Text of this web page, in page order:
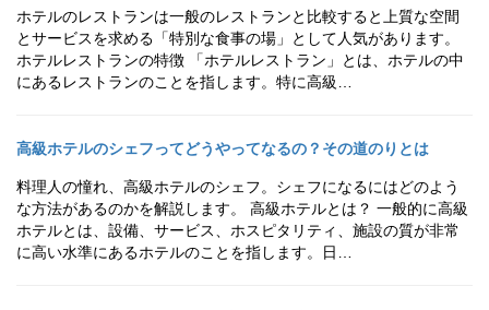
ホテルのレストランは一般のレストランと比較すると上質な空間
とサービスを求める「特別な食事の場」として人気があります。
ホテルレストランの特徴 「ホテルレストラン」とは、ホテルの中
にあるレストランのことを指します。特に高級…
高級ホテルのシェフってどうやってなるの？その道のりとは
料理人の憧れ、高級ホテルのシェフ。シェフになるにはどのよう
な方法があるのかを解説します。 高級ホテルとは？ 一般的に高級
ホテルとは、設備、サービス、ホスピタリティ、施設の質が非常
に高い水準にあるホテルのことを指します。日…